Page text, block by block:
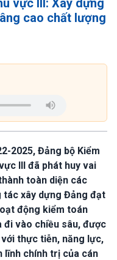
cao chất lượng
2025, Đảng bộ Kiểm
III đã phát huy vai
toàn diện các
tác xây dựng Đảng đạt
động kiểm toán
đi vào chiều sâu, được
thực tiễn, năng lực,
lĩnh chính trị của cán